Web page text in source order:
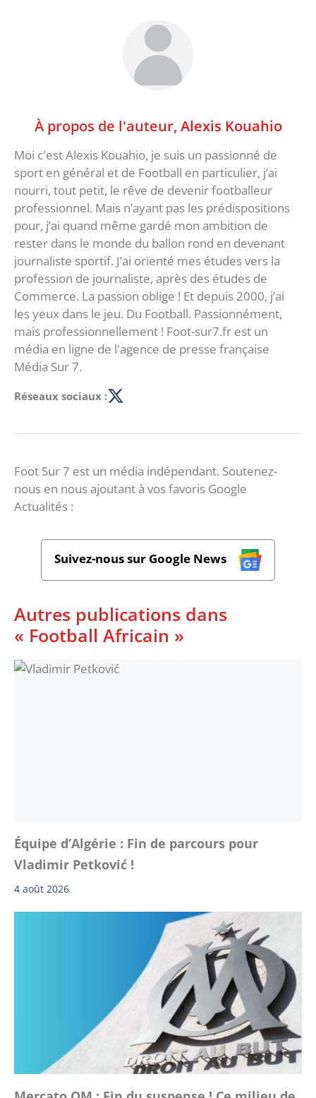
À propos de l'auteur, Alexis Kouahio
Moi c'est Alexis Kouahio, je suis un passionné de
sport en général et de Football en particulier, j’ai
nourri, tout petit, le rêve de devenir footballeur
professionnel. Mais n’ayant pas les prédispositions
pour, j’ai quand même gardé mon ambition de
rester dans le monde du ballon rond en devenant
journaliste sportif. J’ai orienté mes études vers la
profession de journaliste, après des études de
Commerce. La passion oblige ! Et depuis 2000, j’ai
les yeux dans le jeu. Du Football. Passionnément,
mais professionnellement ! Foot-sur7.fr est un
média en ligne de l'agence de presse française
Média Sur 7.
Réseaux sociaux :
Foot Sur 7 est un média indépendant. Soutenez-
nous en nous ajoutant à vos favoris Google
Actualités :
Suivez-nous sur Google News
Autres publications dans
« Football Africain »
Équipe d’Algérie : Fin de parcours pour
Vladimir Petković !
4 août 2026